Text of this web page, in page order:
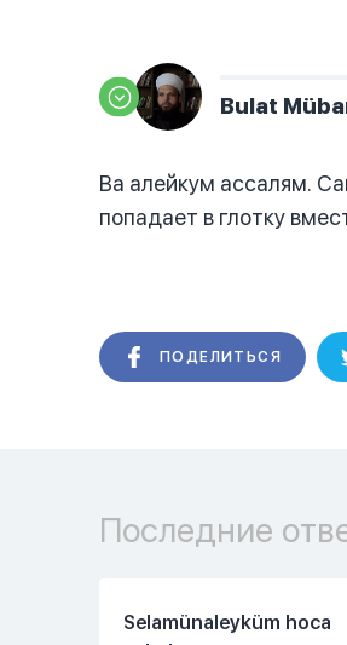
Bulat
Ва алейкум ассалям.
попадает в глотку
ПОДЕЛИТЬСЯ
Последние
Selamünaleyküm hoca